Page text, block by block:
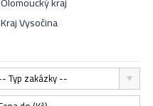
Kraj Vysočina
-- Typ zakázky --